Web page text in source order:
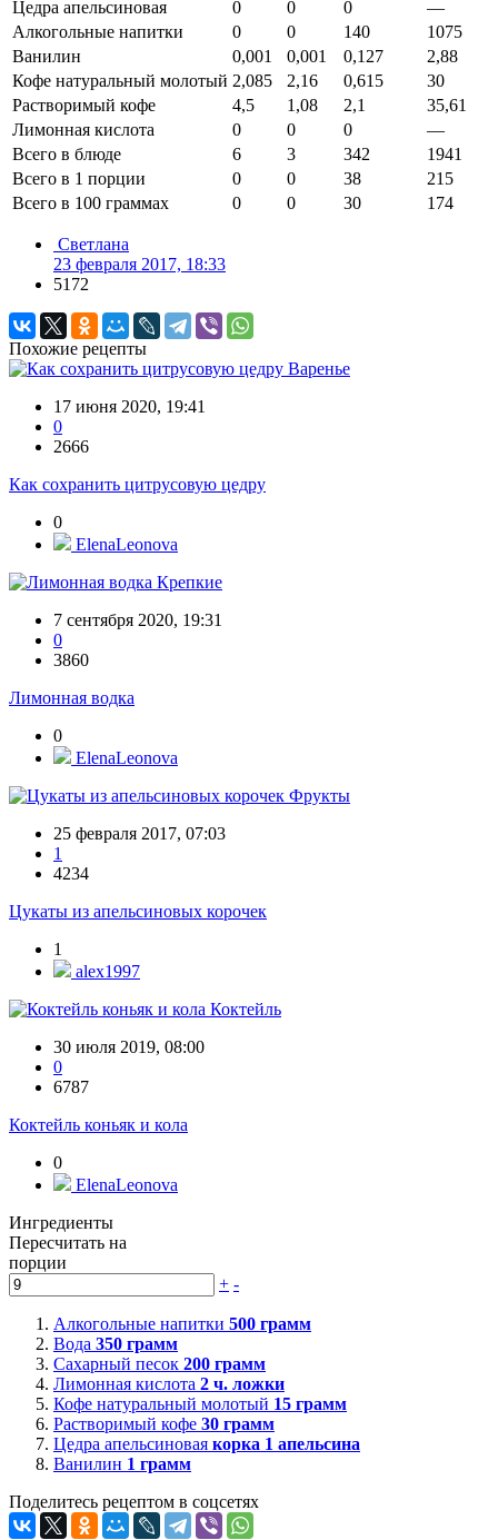
Цедра апельсиновая
0 0 0
—
Алкогольные напитки
0 0 140
1075
Ванилин
0,001 0,001 0,127
2,88
Кофе натуральный молотый 2,085 2,16 0,615
30
Растворимый кофе
4,5 1,08 2,1
35,61
Лимонная кислота
0 0 0
—
Всего в блюде
6 3 342
1941
Всего в 1 порции
0 0 38
215
Всего в 100 граммах
0 0 30 174
Светлана
23 февраля 2017, 18:33
5172
Похожие рецепты
Варенье
17 июня 2020, 19:41
0
2666
Как сохранить цитрусовую цедру
0
ElenaLeonova
Крепкие
7 сентября 2020, 19:31
0
3860
Лимонная водка
0
ElenaLeonova
Фрукты
25 февраля 2017, 07:03
1
4234
Цукаты из апельсиновых корочек
1
alex1997
Коктейль
30 июля 2019, 08:00
0
6787
Коктейль коньяк и кола
0
ElenaLeonova
Ингредиенты
Пересчитать на
порции
+ -
Алкогольные напитки 500 грамм
Вода 350 грамм
Сахарный песок 200 грамм
Лимонная кислота 2 ч. ложки
Кофе натуральный молотый 15 грамм
Растворимый кофе 30 грамм
Цедра апельсиновая корка 1 апельсина
Ванилин 1 грамм
Поделитесь рецептом в соцсетях